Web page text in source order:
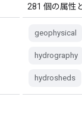
281 個の属性
geophysical
hydrography
hydrosheds